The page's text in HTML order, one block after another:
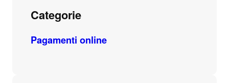
Categorie
Pagamenti online